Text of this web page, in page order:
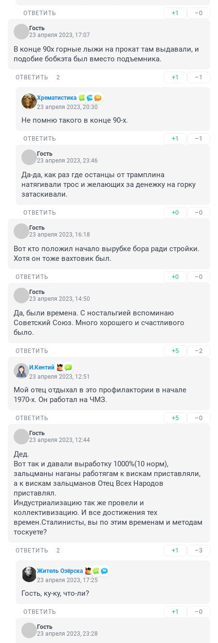
ОТВЕТИТЬ +1 –0
Гость
23 апреля 2023, 17:07
В конце 90х горные лыжи на прокат там выдавали, и
подобие бобкэта был вместо подъемника.
ОТВЕТИТЬ 2 +1 –1
Хрематистика
23 апреля 2023, 20:30
Не помню такого в конце 90-х.
ОТВЕТИТЬ +1 –1
Гость
23 апреля 2023, 23:46
Да-да, как раз где останцы от трамплина
натягивали трос и желающих за денежку на горку
затаскивали.
ОТВЕТИТЬ +0 –0
Гость
23 апреля 2023, 16:18
Вот кто положил начало вырубке бора ради стройки.
Хотя он тоже вахтовик был.
ОТВЕТИТЬ +0 –0
Гость
23 апреля 2023, 14:50
Да, были времена. С ностальгией вспоминаю
Советский Союз. Много хорошего и счастливого
было.
ОТВЕТИТЬ +5 –2
И.Кентий
23 апреля 2023, 12:51
Мой отец отдыхал в это профилактории в начале
1970-х. Он работал на ЧМЗ.
ОТВЕТИТЬ +5 –0
Гость
23 апреля 2023, 12:44
Дед.
Вот так и давали выработку 1000%(10 норм),
зальцманы наганы работягам к вискам приставляли,
а к вискам зальцманов Отец Всех Народов
приставлял.
Индустриализацию так же провели и
коллективизацию. И все достижения тех
времен.Сталинисты, вы по этим временам и методам
тоскуете?
ОТВЕТИТЬ 2 +1 –3
Житель Озёрска
23 апреля 2023, 17:25
Гость, ку-ку, что-ли?
ОТВЕТИТЬ +1 –0
Гость
23 апреля 2023, 23:28